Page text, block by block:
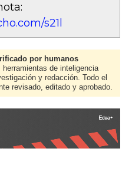
s21l
por humanos
de inteligencia
y redacción. Todo el
revisado, editado y aprobado.